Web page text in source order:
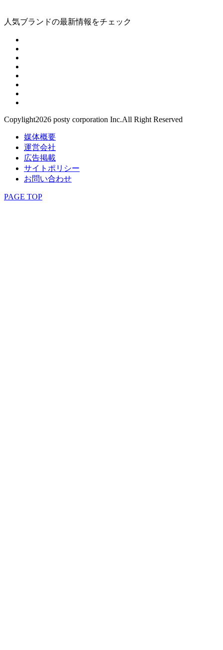
人気ブランドの最新情報をチェック
Copylight2026 posty corporation Inc.All Right Reserved
媒体概要
運営会社
広告掲載
サイトポリシー
お問い合わせ
PAGE TOP